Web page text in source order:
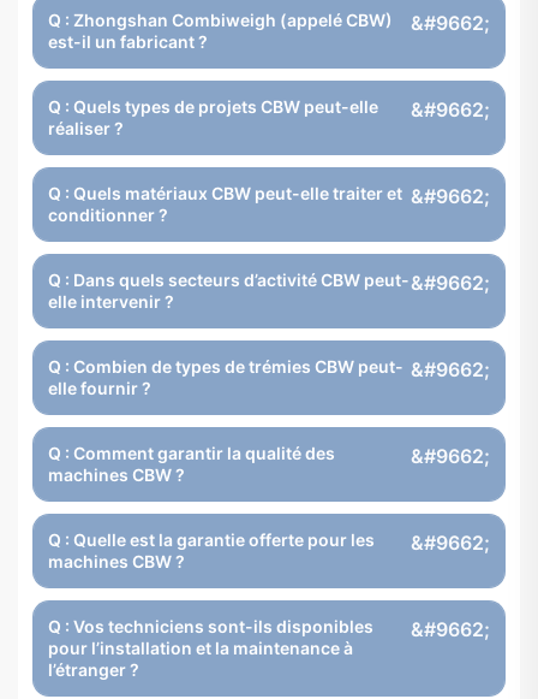
Q : Zhongshan Combiweigh (appelé CBW)
est-il un fabricant ?
Q : Quels types de projets CBW peut-elle
réaliser ?
Q : Quels matériaux CBW peut-elle traiter et
conditionner ?
Q : Dans quels secteurs d’activité CBW peut-
elle intervenir ?
Q : Combien de types de trémies CBW peut-
elle fournir ?
Q : Comment garantir la qualité des
machines CBW ?
Q : Quelle est la garantie offerte pour les
machines CBW ?
Q : Vos techniciens sont-ils disponibles
pour l’installation et la maintenance à
l’étranger ?